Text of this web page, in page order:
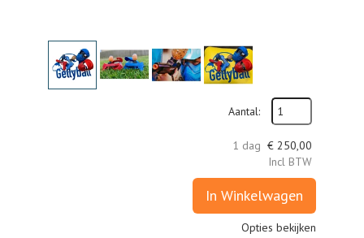
Aantal:
1 dag € 250,00
Incl BTW
In Winkelwagen
Opties bekijken